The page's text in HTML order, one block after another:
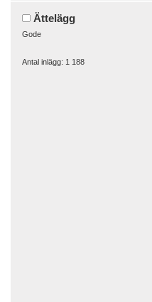
Ättelägg
Gode
Antal inlägg: 1 188